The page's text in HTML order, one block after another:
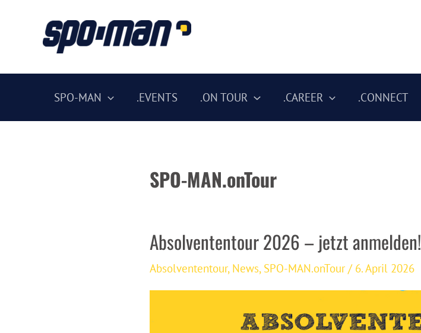
SPO-MAN .EVENTS .ON TOUR .CAREER .CONNECT
SPO-MAN.onTour
Absolvententour 2026 – jetzt anmelden!
Absolvententour, News, SPO-MAN.onTour/ 6. April 2026